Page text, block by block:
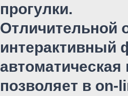
прогулки.
Отличительной
интерактивный
автоматическая
позволяет в on-